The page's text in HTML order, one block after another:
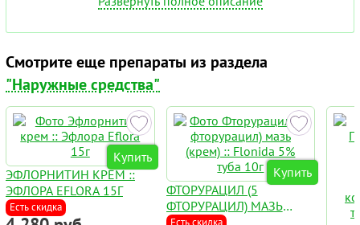
Смотрите еще препараты из раздела
"Наружные средства"
Купить
ЭФЛОРНИТИН КРЕМ ::
ЭФЛОРА EFLORA 15Г
Есть скидка
Купить
ФТОРУРАЦИЛ (5
ФТОРУРАЦИЛ) МАЗЬ
Есть скидка